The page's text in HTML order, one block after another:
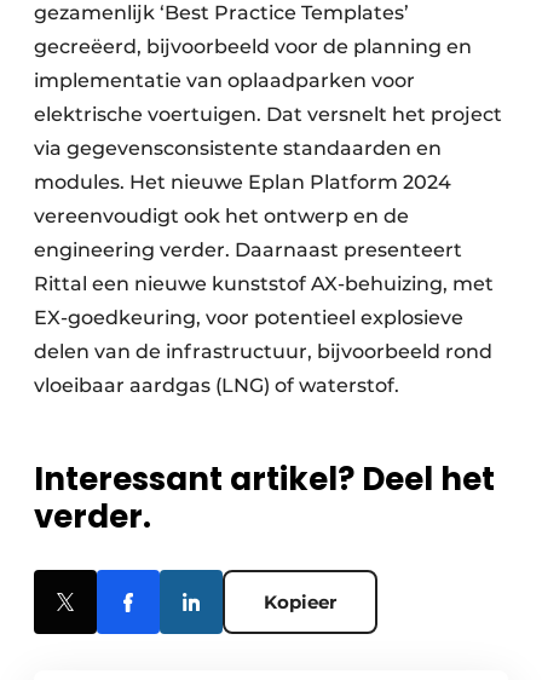
gezamenlijk ‘Best Practice Templates’
gecreëerd, bijvoorbeeld voor de planning en
implementatie van oplaadparken voor
elektrische voertuigen. Dat versnelt het project
via gegevensconsistente standaarden en
modules. Het nieuwe Eplan Platform 2024
vereenvoudigt ook het ontwerp en de
engineering verder. Daarnaast presenteert
Rittal een nieuwe kunststof AX-behuizing, met
EX-goedkeuring, voor potentieel explosieve
delen van de infrastructuur, bijvoorbeeld rond
vloeibaar aardgas (LNG) of waterstof.
Interessant artikel? Deel het
verder.
Kopieer